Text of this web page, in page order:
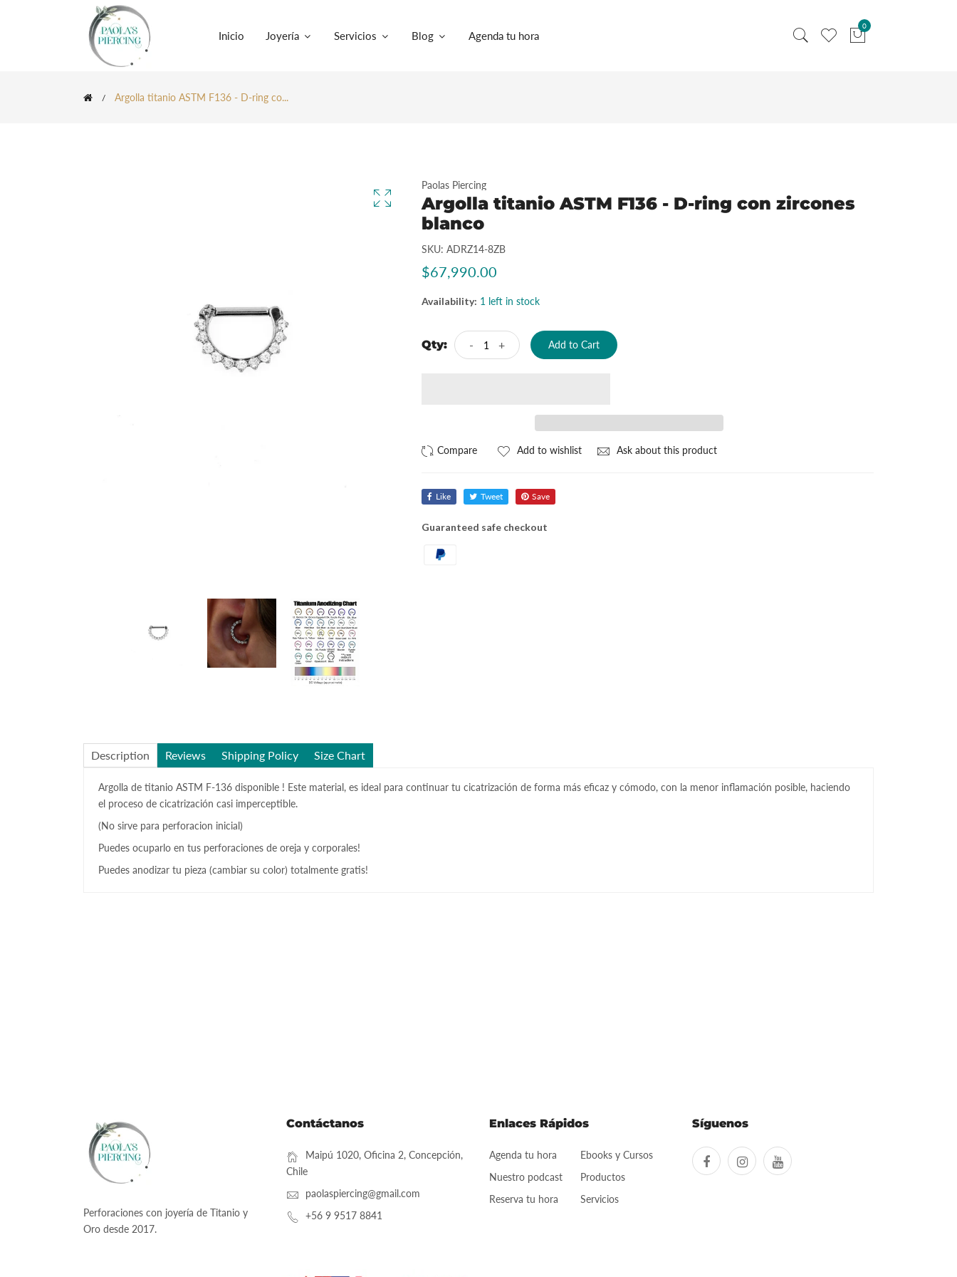
Inicio Joyería Servicios Blog Agenda tu hora
0
Argolla titanio ASTM F136 - D-ring co...
Paolas Piercing
Argolla titanio ASTM F136 - D-ring con zircones
blanco
SKU: ADRZ14-8ZB
$67,990.00
Availability: 1 left in stock
Qty: - + Add to Cart
Add to wishlist Ask about this product
Like Tweet Save
Guaranteed safe checkout
Description Reviews Shipping Policy Size Chart
Argolla de titanio ASTM F-136 disponible ! Este material, es ideal para continuar tu cicatrización de forma más eficaz y cómodo, con la menor inflamación posible, haciendo
el proceso de cicatrización casi imperceptible.
(No sirve para perforacion inicial)
Puedes ocuparlo en tus perforaciones de oreja y corporales!
Puedes anodizar tu pieza (cambiar su color) totalmente gratis!
Perforaciones con joyería de Titanio y
Oro desde 2017.
Contáctanos
Maipú 1020, Oficina 2, Concepción,
Chile
paolaspiercing@gmail.com
+56 9 9517 8841
Enlaces Rápidos
Agenda tu hora
Ebooks y Cursos
Nuestro podcast
Productos
Reserva tu hora
Servicios
Síguenos